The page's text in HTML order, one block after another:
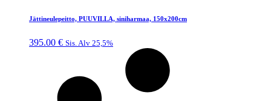
Jättineulepeitto, PUUVILLA, siniharmaa, 150x200cm
395.00 € Sis. Alv 25,5%